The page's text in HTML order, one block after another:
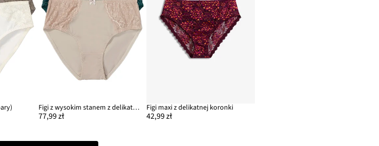
Figi z wysokim stanem z delikatną koronką (2 pary)
77,99 zł
Figi maxi z delikatnej koronki
42,99 zł